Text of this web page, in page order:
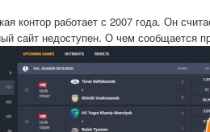
контор работает с 2007 года. Он
сайт недоступен. О чем сообщается